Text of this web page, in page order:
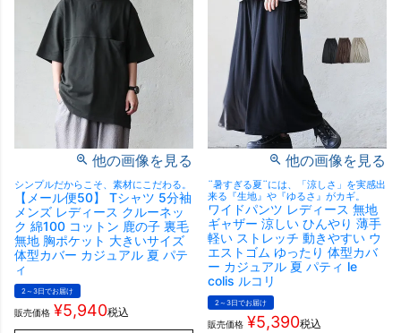
他の画像を見る
シンプルだからこそ、素材にこだわる。
【メール便50】 Tシャツ 5分袖
メンズ レディース クルーネッ
ク 綿100 コットン 鹿の子 裏毛
無地 胸ポケット 大きいサイズ
体型カバー カジュアル 夏 パテ
ィ
2～3日でお届け
販売価格 ¥5,940税込
他の画像を見る
¨暑すぎる夏¨には、「涼しさ」を実感出
来る『生地』や『ゆるさ』がカギ。
ワイドパンツ レディース 無地
ギャザー 涼しい ひんやり 薄手
軽い ストレッチ 動きやすい ウ
エストゴム ゆったり 体型カバ
ー カジュアル 夏 パティ le
colis ルコリ
2～3日でお届け
販売価格 ¥5,390税込